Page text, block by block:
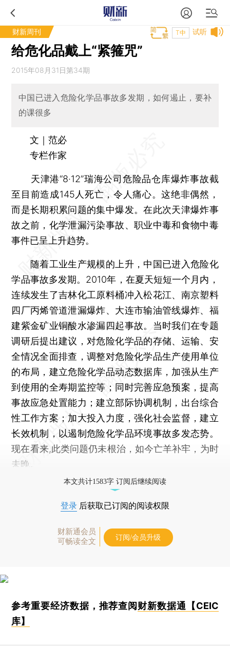
财新周刊 试听
T中
给危化品戴上“紧箍咒”
2015年08月31日第34期
中国已进入危险化学品事故多发期，如何遏止，要补
的课很多
文｜范必
专栏作家
天津港“8·12”瑞海公司危险品仓库爆炸事故截
至目前造成145人死亡，令人痛心。这绝非偶然，
而是长期积累问题的集中爆发。在此次天津爆炸事
故之前，化学泄漏污染事故、职业中毒和食物中毒
事件已呈上升趋势。
随着工业生产规模的上升，中国已进入危险化
学品事故多发期。2010年，在夏天短短一个月内，
连续发生了吉林化工原料桶冲入松花江、南京塑料
四厂丙烯管道泄漏爆炸、大连市输油管线爆炸、福
建紫金矿业铜酸水渗漏四起事故。当时我们在专题
调研后提出建议，对危险化学品的存储、运输、安
全情况全面排查，调整对危险化学品生产使用单位
的布局，建立危险化学品动态数据库，加强从生产
到使用的全寿期监控等；同时完善应急预案，提高
事故应急处置能力；建立部际协调机制，出台综合
性工作方案；加大投入力度，强化社会监督，建立
长效机制，以遏制危险化学品环境事故多发态势。
现在看来,此类问题仍未根治，如今亡羊补牢，为时
未晚。
本文共计1583字 订阅后继续阅读
登录 后获取已订阅的阅读权限
财新通会员
可畅读全文
订阅/会员升级
参考重要经济数据，推荐查阅 财新数据通【CEIC
库】